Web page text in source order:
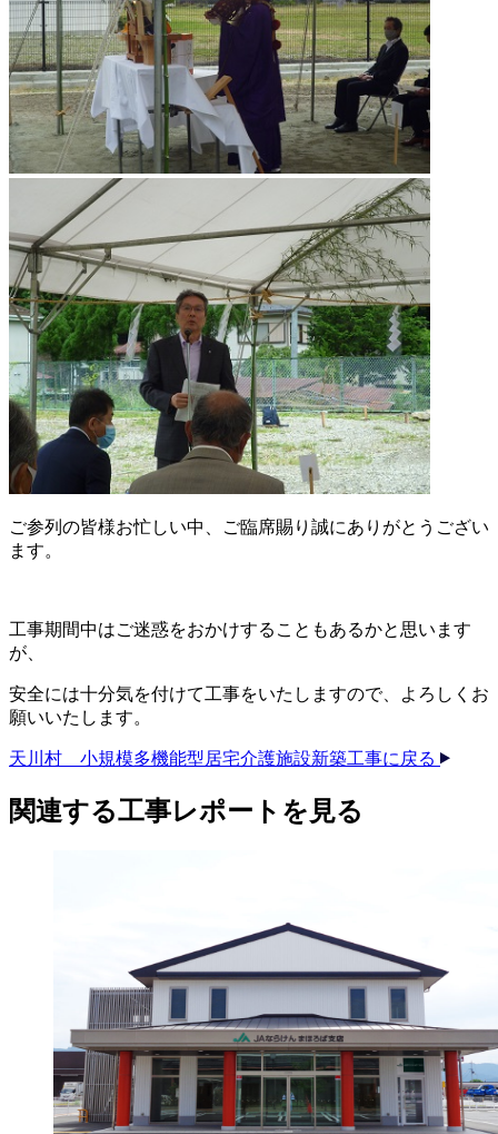
ご参列の皆様お忙しい中、ご臨席賜り誠にありがとうござい
ます。
工事期間中はご迷惑をおかけすることもあるかと思います
が、
安全には十分気を付けて工事をいたしますので、よろしくお
願いいたします。
天川村 小規模多機能型居宅介護施設新築工事に戻る
関連する​工事レポートを​見る​